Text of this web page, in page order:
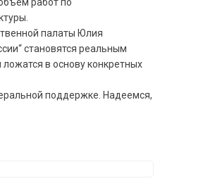
палаты Юлия
становятся реальным
в основу конкретных
поддержке. Надеемся,